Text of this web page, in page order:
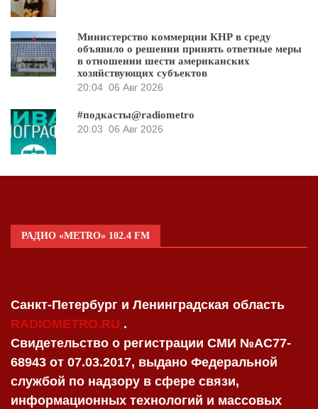
Министерство коммерции КНР в среду
объявило о решении принять ответные меры
в отношении шести американских
хозяйствующих субъектов
20:04 06 Авг 2026
#подкасты@radiometro
20:03 06 Авг 2026
РАДИО «METRO» 102.4 FM
Санкт-Петербург и Ленинградская область
RADIOMETRO.RU .
Свидетельство о регистрации СМИ №AC77-
68943 от 07.03.2017, выдано Федеральной
службой по надзору в сфере связи,
информационных технологий и массовых